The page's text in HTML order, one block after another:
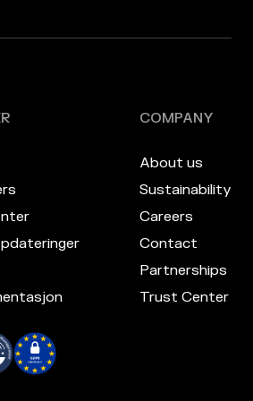
COMPANY
About us
Sustainability
Careers
Contact
Partnerships
Trust Center